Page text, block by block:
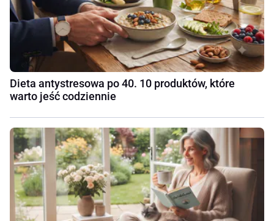
Dieta antystresowa po 40. 10 produktów, które
warto jeść codziennie